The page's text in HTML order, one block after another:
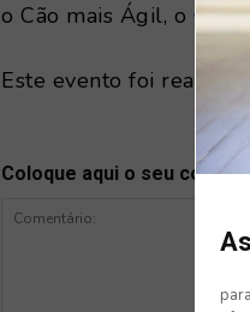
o Cão mais Ágil, o Cão
Este evento foi
Coloque aqui o seu